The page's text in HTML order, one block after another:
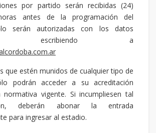
por partido serán recibidas (24)
antes de la programación del
serán autorizadas con los datos
escribiendo a
que estén munidos de cualquier tipo de
podrán acceder a su acreditación
normativa vigente. Si incumpliesen tal
deberán abonar la entrada
para ingresar al estadio.